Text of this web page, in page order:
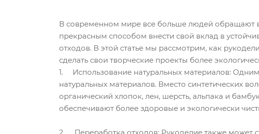
В современном мире все больше людей обращают
прекрасным способом внести свой вклад в
отходов. В этой статье мы рассмотрим, как
сделать свои творческие проекты более
1. Использование натуральных материалов:
натуральных материалов. Вместо синтетических
органический хлопок, лен, шерсть, альпака и
обеспечивают более здоровые и экологически